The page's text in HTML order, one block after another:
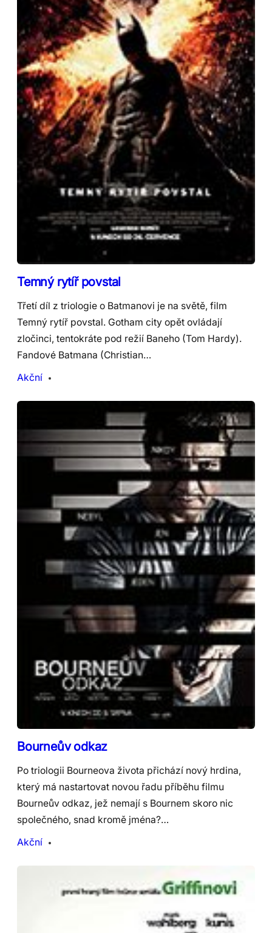
Temný rytíř povstal
Třetí díl z triologie o Batmanovi je na světě, film
Temný rytíř povstal. Gotham city opět ovládají
zločinci, tentokráte pod režií Baneho (Tom Hardy).
Fandové Batmana (Christian…
Akční
Bourneův odkaz
Po triologii Bourneova života přichází nový hrdina,
který má nastartovat novou řadu příběhu filmu
Bourneův odkaz, jež nemají s Bournem skoro nic
společného, snad kromě jména?…
Akční